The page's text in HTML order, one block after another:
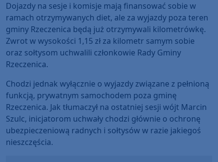
Dojazdy na sesje i komisje mają finansować sobie w
ramach otrzymywanych diet, ale za wyjazdy poza teren
gminy Rzeczenica będą już otrzymywali kilometrówkę.
Zwrot w wysokości 1,15 zł za kilometr samym sobie
oraz sołtysom uchwalili członkowie Rady Gminy
Rzeczenica.
Chodzi jednak wyłącznie o wyjazdy związane z pełnioną
funkcją, prywatnym samochodem poza gminę
Rzeczenica. Jak tłumaczył na ostatniej sesji wójt Marcin
Szulc, inicjatorom uchwały chodzi głównie o ochronę
ubezpieczeniową radnych i sołtysów w razie jakiegoś
nieszczęścia.